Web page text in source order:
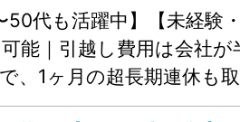
50代も活躍中】【未経験
能｜引越し費用は会社が
、1ヶ月の超長期連休も
ルで、メリハリある働き